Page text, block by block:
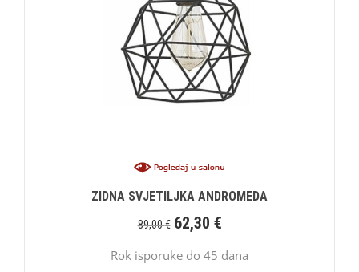
ZIDNA SVJETILJKA ANDROMEDA
89,00€ 62,30 €
Rok isporuke do 45 dana